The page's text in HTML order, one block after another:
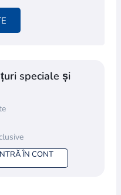
speciale și
ÎN CONT